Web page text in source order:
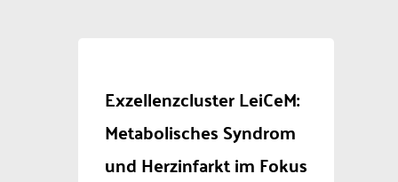
Exzellenzcluster LeiCeM:
Metabolisches Syndrom
und Herzinfarkt im Fokus